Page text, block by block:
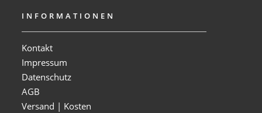
INFORMATIONEN
Kontakt
Impressum
Datenschutz
AGB
Versand | Kosten